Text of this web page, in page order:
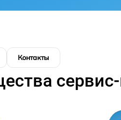
Контакты